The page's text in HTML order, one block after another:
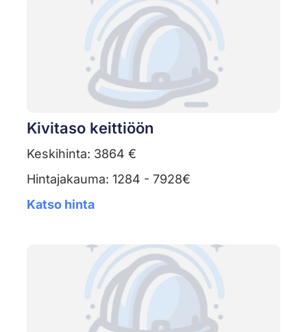
Kivitaso keittiöön
Keskihinta: 3864 €
Hintajakauma: 1284 - 7928€
Katso hinta